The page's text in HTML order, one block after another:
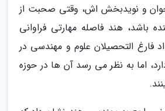
و نویدبخش اش، وقتی صحبت از
باشد، هند فاصله مهارتی فراوانی
فارغ التحصیلان علوم و مهندسی در
اما به نظر می رسد آن ها در حوزه